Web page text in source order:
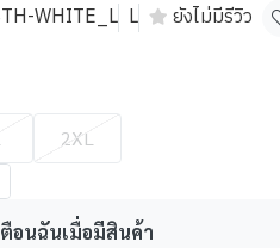
WHITE_L L ยังไม่มีรีวิว
2XL
ตือนฉันเมื่อมีสินค้า